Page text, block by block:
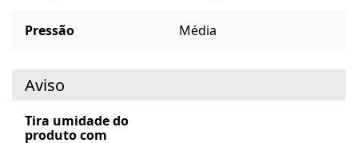
Pressão Média
Aviso
Tira umidade do
produto com